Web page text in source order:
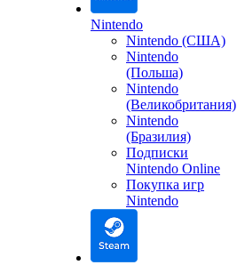
Nintendo
Nintendo (США)
Nintendo
(Польша)
Nintendo
(Великобритания)
Nintendo
(Бразилия)
Подписки
Nintendo Online
Покупка игр
Nintendo